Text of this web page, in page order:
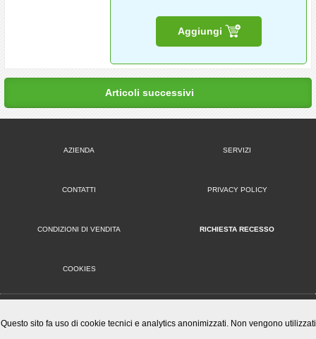
Aggiungi
Articoli successivi
AZIENDA SERVIZI
CONTATTI PRIVACY POLICY
CONDIZIONI DI VENDITA RICHIESTA RECESSO
COOKIES
Questo sito fa uso di cookie tecnici e analytics anonimizzati. Non vengono utilizzati